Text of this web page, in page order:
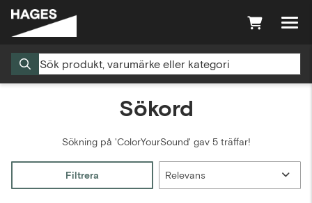
Sökord
Sökning på 'ColorYourSound' gav 5 träffar!
Filtrera